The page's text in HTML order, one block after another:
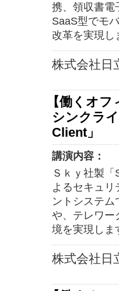
携、領収書電
SaaS型でモ
改革を実現し
株式会社日
【働くオ
シンクラ
Client」
講演内容：
Ｓｋｙ社製
よるセキュ
ントシステ
や、テレワー
境を実現しま
株式会社日